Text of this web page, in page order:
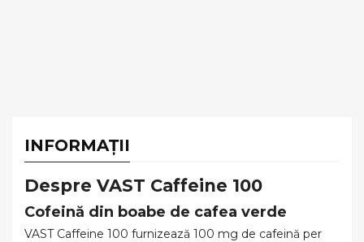
INFORMAȚII
Despre VAST Caffeine 100
Cofeină din boabe de cafea verde
VAST Caffeine 100 furnizează 100 mg de cafeină per